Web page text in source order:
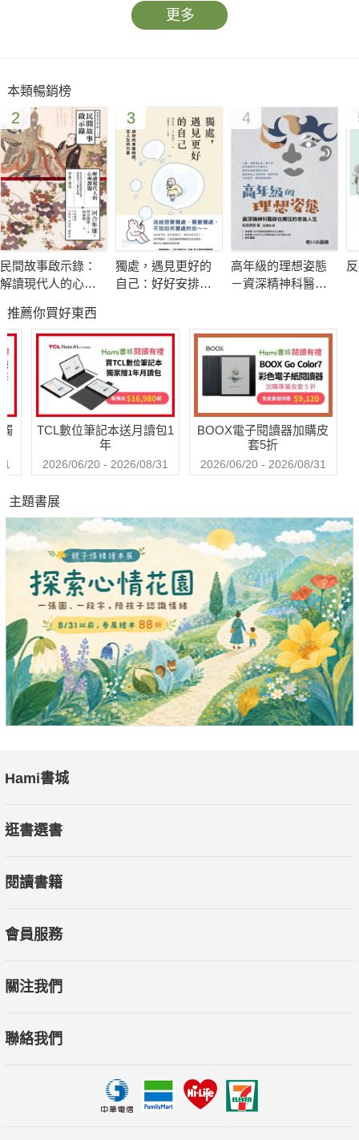
還能激發個人潛能，助力成就事業。
在第三章打造影響力中，本書提供了藝術演講、高效寫作和賦能
社群等關鍵技巧，幫助讀者在職場上快速成長，擁有強大的影響
力。通過學習這些技能，讀者可以在競爭激烈的社會中脫穎而
出，成為行業佼佼者。
第四章管理者進階之道，闡述了教練管理、人才吸引、人才智
本、團隊復盤和績效回饋等管理者所需的各種技能。在這一章節
和敏捷績效的推動者，提高企業效能。
第五章和孩子共同成長，則是一個親子教育的實用指南。在這部
分，讀者將學到如何幫助孩子告別拖拉，因材施教，享受親子遊
戲的美好時光，以及如何為孩子的大學生涯做好準備。這一章節
還強調了作為父母，如何讓自己成為更好的陪伴者，為愛賦能，
《出眾力教你如何擺脫平庸：DISC理論指引下的全面自我提升》
以實用和具體的方法，幫助讀者在不同階段和領域實現全面自我
提升。通過運用DISC理論，讀者可以更好地了解自己和他人，發
掘自身潛能，並在職場和家庭中擁有更大的影響力。此外，本書
還將助力讀者在親子教育方面取得突破，實現和孩子共同成長的
目標。
無論是在職場還是家庭生活，本書所提供的策略和技巧都將為讀
者帶來巨大的幫助。《出眾力教你如何擺脫平庸：DISC理論指引
下的全面自我提升》是一本值得一讀的好書，將引領讀者在卓越
之路上不斷前行，實現人生的最高境界。
更多
本類暢銷榜
2
民間故事啟示錄：
解讀現代人的心理
3
獨處，遇見更好的
自己：好好安排你
4
高年級的理想姿態
－資深精神科醫師
推薦你買好東西
TCL數位筆記本送月讀包1
年
2026/06/20 - 2026/08/31
BOOX電子閱讀器加購皮
套5折
2026/06/20 - 2026/08/31
主題書展
Hami書城
逛書選書
閱讀書籍
會員服務
關注我們
聯絡我們